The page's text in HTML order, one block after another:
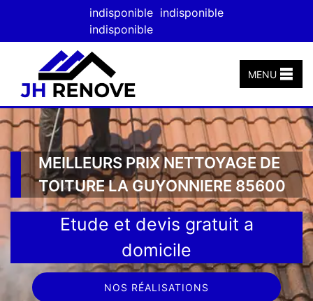
indisponible indisponible
indisponible
MENU
MEILLEURS PRIX NETTOYAGE DE
TOITURE LA GUYONNIERE 85600
Etude et devis gratuit a
domicile
NOS RÉALISATIONS